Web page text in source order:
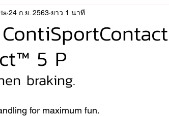
MASERATI LAMBORGHINI
HONDA VOLKSWAGEN
24 ก.ย. 2563 ยาว 1 นาที
5 P
braking.
for maximum fun.